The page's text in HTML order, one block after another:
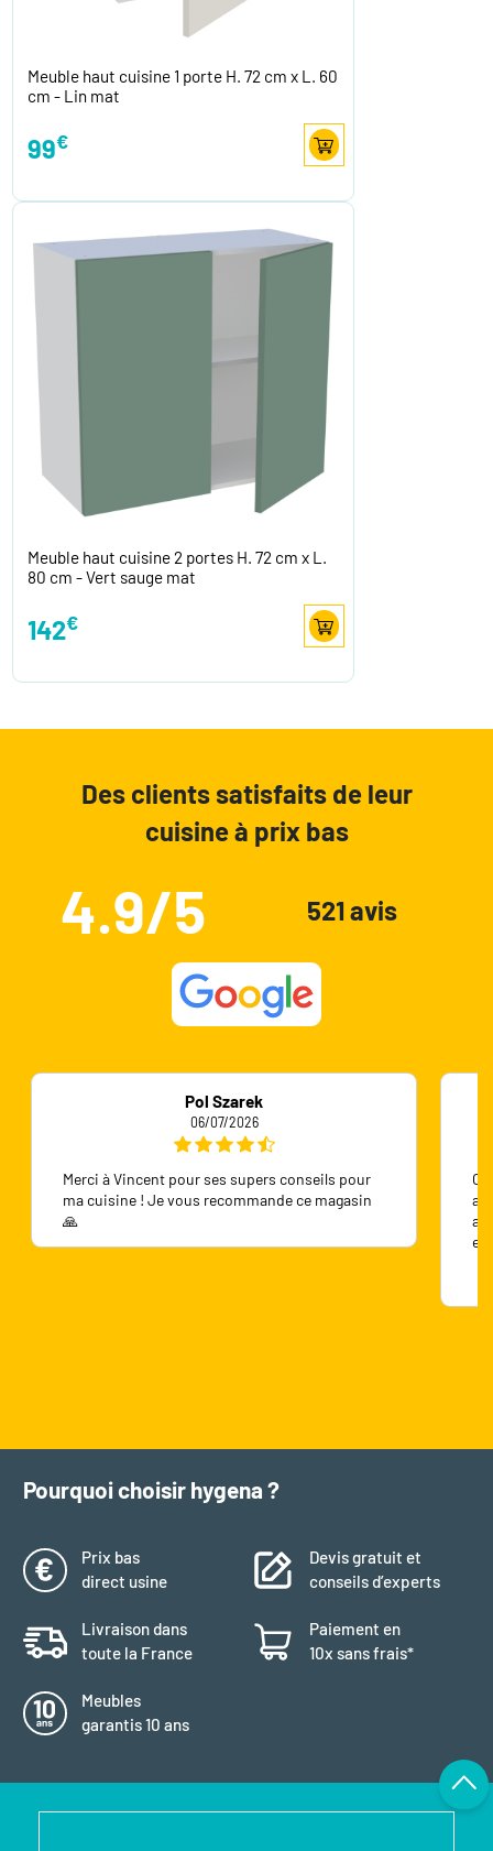
Meuble haut cuisine 1 porte H. 72 cm x L. 60
cm - Lin mat
99€
Meuble haut cuisine 2 portes H. 72 cm x L.
80 cm - Vert sauge mat
142€
Des clients satisfaits de leur
cuisine à prix bas
4.9/5 521 avis
Pol Szarek
06/07/2026
Merci à Vincent pour ses supers conseils pour
ma cuisine ! Je vous recommande ce magasin
🙏
Pourquoi choisir hygena ?
Prix bas
direct usine
Devis gratuit et
conseils d’experts
Livraison dans
toute la France
Paiement en
10x sans frais*
Meubles
garantis 10 ans